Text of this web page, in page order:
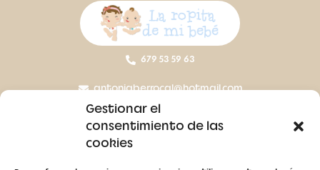
Gestionar el
consentimiento de las
cookies
679 53 59 63
antoniaberrocal@hotmail.com